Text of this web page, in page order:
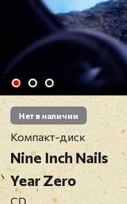
Нет в наличии
Компакт-диск
Nine Inch Nails
Year Zero
CD